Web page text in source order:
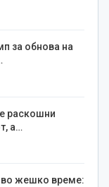
за обнова на
раскошни
а…
во жешко време: